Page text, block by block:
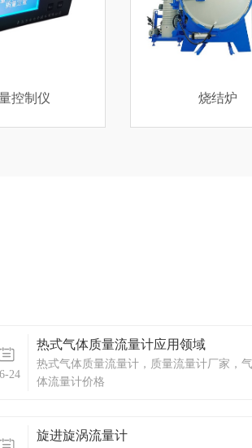
结炉 超声波液位计
24
热式气体质量流量计应用领域
热式气体质量流量计，质量流量计厂家，气
体流量计价格
旋进旋涡流量计